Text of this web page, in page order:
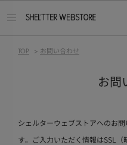
TOP > お問い合わせ
お問
シェルターウェブストアへのお
す。ご入力いただく情報はSSL